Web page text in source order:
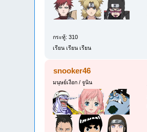
กระทู้: 310
เรียน เรียน เรียน
snooker46
มนุษย์เงือก / จูนิน